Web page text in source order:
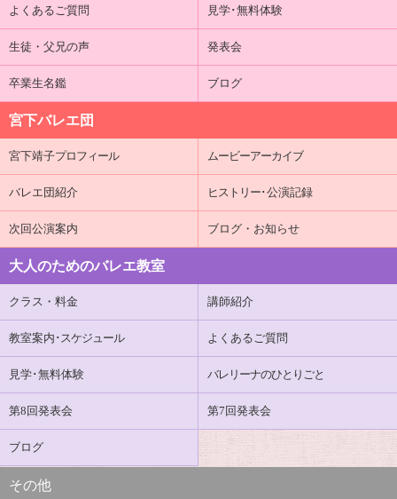
よくあるご質問 見学･無料体験
生徒・父兄の声 発表会
卒業生名鑑 ブログ
宮下バレエ団
宮下靖子プロフィール ムービーアーカイブ
バレエ団紹介 ヒストリー･公演記録
次回公演案内 ブログ・お知らせ
大人のためのバレエ教室
クラス・料金 講師紹介
教室案内 ･スケジュール よくあるご質問
見学･無料体験 バレリーナのひとりごと
第8回発表会 第7回発表会
ブログ
その他